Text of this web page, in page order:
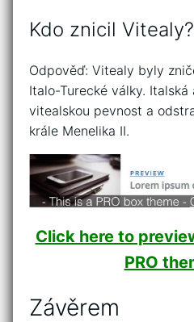
Kdo znicil Vitealy?
Odpověď: Vitealy byly
Italo-Turecké války.
vitealskou pevnost a
krále Menelika II.
Click here to
PRO
Závěrem